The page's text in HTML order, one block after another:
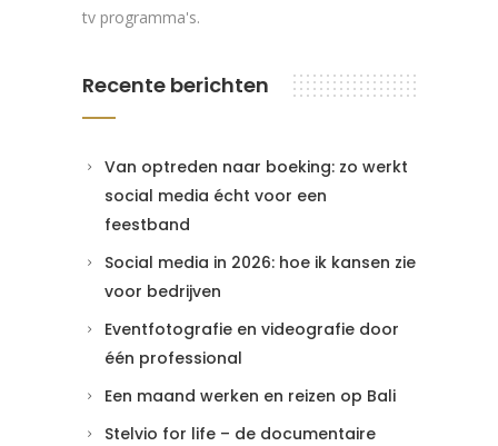
tv programma's.
Recente berichten
Van optreden naar boeking: zo werkt
social media écht voor een
feestband
Social media in 2026: hoe ik kansen zie
voor bedrijven
Eventfotografie en videografie door
één professional
Een maand werken en reizen op Bali
Stelvio for life – de documentaire